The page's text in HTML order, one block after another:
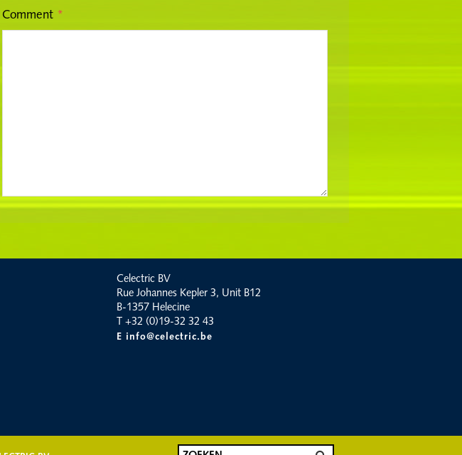
Comment *
Celectric BV
Rue Johannes Kepler 3, Unit B12
B-1357 Helecine
T +32 (0)19-32 32 43
E info@celectric.be